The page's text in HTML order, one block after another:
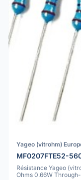
Yageo (vitrohm)
MF0207FTE52-
Résistance Yageo
Ohms 0.66W